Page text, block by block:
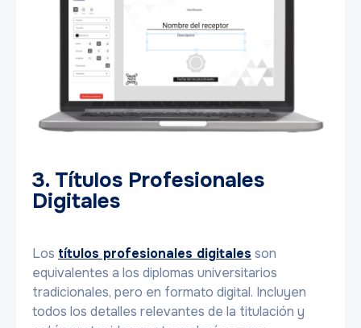
3. Títulos Profesionales
Digitales
Los títulos profesionales digitales son
equivalentes a los diplomas universitarios
tradicionales, pero en formato digital. Incluyen
todos los detalles relevantes de la titulación y